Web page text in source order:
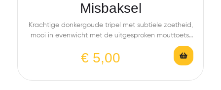
Misbaksel
Krachtige donkergoude tripel met subtiele zoetheid,
mooi in evenwicht met de uitgesproken mouttoets.
€ 5,00